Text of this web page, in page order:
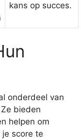
kans op succes.
onderdeel van
Ze bieden
helpen om
score te